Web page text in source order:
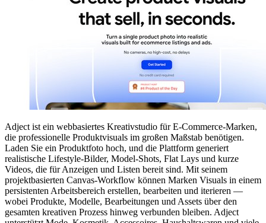
Adject ist ein webbasiertes Kreativstudio für E-Commerce-Marken,
die professionelle Produktvisuals im großen Maßstab benötigen.
Laden Sie ein Produktfoto hoch, und die Plattform generiert
realistische Lifestyle-Bilder, Model-Shots, Flat Lays und kurze
Videos, die für Anzeigen und Listen bereit sind. Mit seinem
projektbasierten Canvas-Workflow können Marken Visuals in einem
persistenten Arbeitsbereich erstellen, bearbeiten und iterieren —
wobei Produkte, Modelle, Bearbeitungen und Assets über den
gesamten kreativen Prozess hinweg verbunden bleiben. Adject